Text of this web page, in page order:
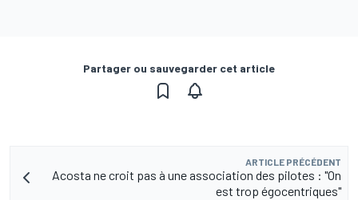
Partager ou sauvegarder cet article
ARTICLE PRÉCÉDENT
Acosta ne croit pas à une association des pilotes : "On
est trop égocentriques"